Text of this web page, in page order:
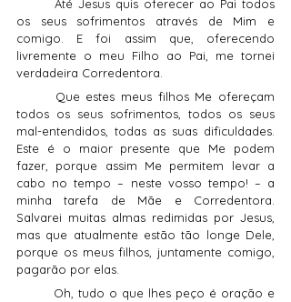
os seus sofrimentos através de Mim e
comigo. E foi assim que, oferecendo
livremente o meu Filho ao Pai, me tornei
verdadeira Corredentora.
todos os seus sofrimentos, todos os seus
mal-entendidos, todas as suas dificuldades.
Este é o maior presente que Me podem
fazer, porque assim Me permitem levar a
cabo no tempo – neste vosso tempo! – a
minha tarefa de Mãe e Corredentora.
Salvarei muitas almas redimidas por Jesus,
mas que atualmente estão tão longe Dele,
porque os meus filhos, juntamente comigo,
pagarão por elas.